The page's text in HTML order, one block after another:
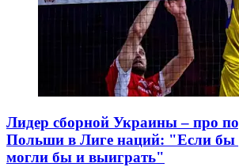
Лидер сборной Украины – про
Польши в Лиге наций: "Если бы
могли бы и выиграть"